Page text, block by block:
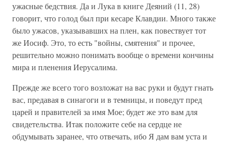
ужасные бедствия. Да и Лука в книге Деяний (11, 28)
говорит, что голод был при кесаре Клавдии. Много также
было ужасов, указывавших на плен, как повествует тот
же Иосиф. Это, то есть "войны, смятения" и прочее,
решительно можно понимать вообще о времени кончины
мира и пленения Иерусалима.
Прежде же всего того возложат на вас руки и будут гнать
вас, предавая в синагоги и в темницы, и поведут пред
царей и правителей за имя Мое; будет же это вам для
свидетельства. Итак положите себе на сердце не
обдумывать заранее, что отвечать, ибо Я дам вам уста и